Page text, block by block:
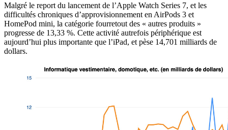
Malgré le report du lancement de l’Apple Watch Series 7, et les
difficultés chroniques d’approvisionnement en AirPods 3 et
HomePod mini, la catégorie fourretout des « autres produits »
progresse de 13,33 %. Cette activité autrefois périphérique est
aujourd’hui plus importante que l’iPad, et pèse 14,701 milliards de
dollars.